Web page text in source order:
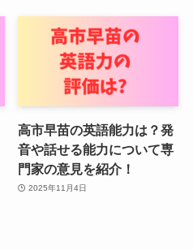
高市早苗の英語能力は？発
音や話せる能力について専
門家の意見を紹介！
2025年11月4日